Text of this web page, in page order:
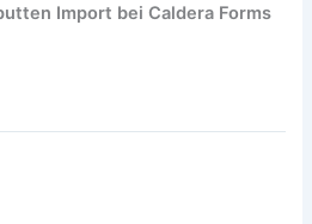
Import bei Caldera Forms